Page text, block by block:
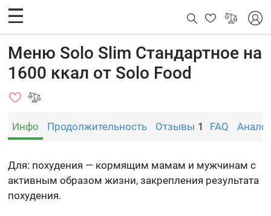
Меню Solo Slim Стандартное на
1600 ккал от Solo Food
Инфо Продолжительность Отзывы 1 FAQ
Для: похудения — кормящим мамам и мужчинам с
активным образом жизни, закрепления результата
похудения.